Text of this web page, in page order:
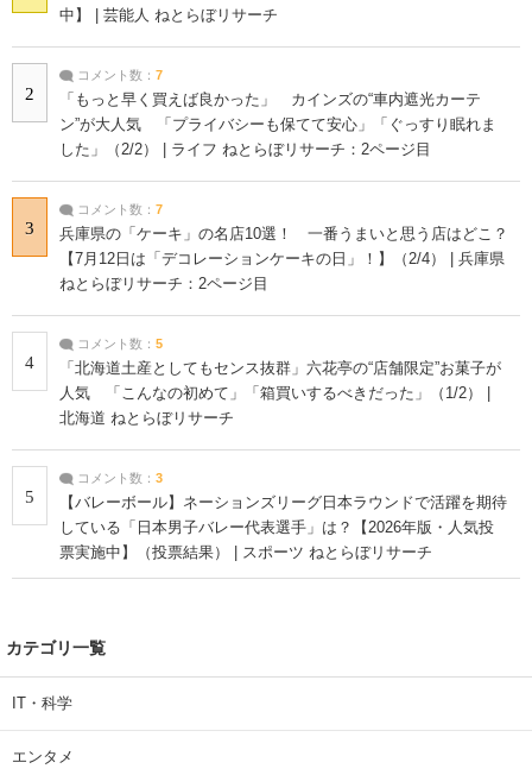
中】 | 芸能人 ねとらぼリサーチ
2
コメント数： 7
「もっと早く買えば良かった」 カインズの“車内遮光カーテ
ン”が大人気 「プライバシーも保てて安心」「ぐっすり眠れま
した」（2/2） | ライフ ねとらぼリサーチ：2ページ目
3
コメント数： 7
兵庫県の「ケーキ」の名店10選！ 一番うまいと思う店はどこ？
【7月12日は「デコレーションケーキの日」！】（2/4） | 兵庫県
ねとらぼリサーチ：2ページ目
4
コメント数： 5
「北海道土産としてもセンス抜群」六花亭の“店舗限定”お菓子が
人気 「こんなの初めて」「箱買いするべきだった」（1/2） |
北海道 ねとらぼリサーチ
5
コメント数： 3
【バレーボール】ネーションズリーグ日本ラウンドで活躍を期待
している「日本男子バレー代表選手」は？【2026年版・人気投
票実施中】（投票結果） | スポーツ ねとらぼリサーチ
カテゴリ一覧
IT・科学
エンタメ